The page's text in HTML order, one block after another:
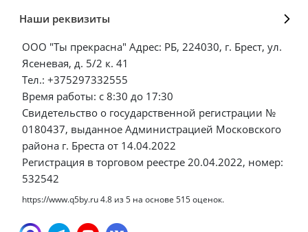
Наши реквизиты
ООО "Ты прекрасна" Адрес: РБ, 224030, г. Брест, ул.
Ясеневая, д. 5/2 к. 41
Тел.: +375297332555
Время работы: с 8:30 до 17:30
Свидетельство о государственной регистрации №
0180437, выданное Администрацией Московского
района г. Бреста от 14.04.2022
Регистрация в торговом реестре 20.04.2022, номер:
532542
https://www.q5by.ru4.8 из5 на основе 515оценок.